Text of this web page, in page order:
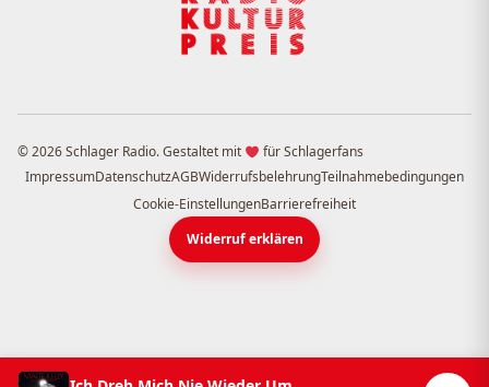
© 2026 Schlager Radio. Gestaltet mit
für Schlagerfans
ImpressumDatenschutzAGBWiderrufsbelehrungTeilnahmebedingungen
Cookie-EinstellungenBarrierefreiheit
Widerruf erklären